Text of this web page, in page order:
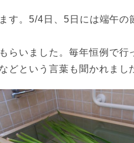
す。5/4日、5日には端午の
らいました。毎年恒例で行
どという言葉も聞かれまし